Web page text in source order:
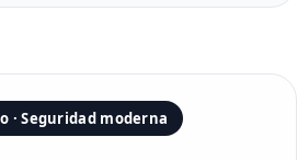
· Seguridad moderna